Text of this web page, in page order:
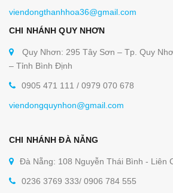
viendongthanhhoa36@gmail.com
CHI NHÁNH QUY NHƠN
Quy Nhơn: 295 Tây Sơn – Tp. Quy
– Tỉnh Bình Định
0905 471 111 / 0979 070 678
viendongquynhon@gmail.com
CHI NHÁNH ĐÀ NẴNG
Đà Nẵng: 108 Nguyễn Thái Bình - Liên
0236 3769 333/ 0906 784 555